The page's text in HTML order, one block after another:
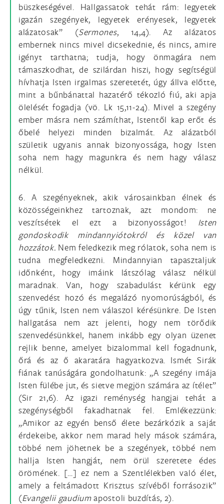
büszkeségével. Hallgassatok tehát rám: legyetek
igazán szegények, legyetek erényesek, legyetek
alázatosak” (Sermones, 14,4). Az alázatos
embernek nincs mivel dicsekednie, és nincs, amire
igényt tarthatna; tudja, hogy önmagára nem
támaszkodhat, de szilárdan hiszi, hogy segítségül
hívhatja Isten irgalmas szeretetét, úgy állva előtte,
mint a bűnbánattal hazatérő tékozló fiú, aki apja
ölelését fogadja (vö. Lk 15,11-24). Mivel a szegény
ember másra nem számíthat, Istentől kap erőt és
őbelé helyezi minden bizalmát. Az alázatból
születik ugyanis annak bizonyossága, hogy Isten
soha nem hagy magunkra és nem hagy válasz
nélkül.
6. A szegényeknek, akik városainkban élnek és
közösségeinkhez tartoznak, azt mondom: ne
veszítsétek el ezt a bizonyosságot! Isten
gondoskodik mindannyiótokról és közel van
hozzátok. Nem feledkezik meg rólatok, soha nem is
tudna megfeledkezni. Mindannyian tapasztaljuk
időnként, hogy imáink látszólag válasz nélkül
maradnak. Van, hogy szabadulást kérünk egy
szenvedést hozó és megalázó nyomorúságból, és
úgy tűnik, Isten nem válaszol kérésünkre. De Isten
hallgatása nem azt jelenti, hogy nem törődik
szenvedésünkkel, hanem inkább egy olyan üzenet
rejlik benne, amelyet bizalommal kell fogadnunk,
őrá és az ő akaratára hagyatkozva. Ismét Sirák
fiának tanúságára gondolhatunk: „A szegény imája
Isten fülébe jut, és sietve megjön számára az ítélet”
(Sir 21,6). Az igazi reménység hangjai tehát a
szegénységből fakadhatnak fel. Emlékezzünk:
„Amikor az egyén benső élete bezárkózik a saját
érdekeibe, akkor nem marad hely mások számára,
többé nem jöhetnek be a szegények, többé nem
hallja Isten hangját, nem örül szeretete édes
örömének. […] ez nem a Szentlélekben való élet,
amely a feltámadott Krisztus szívéből forrásozik”
(Evangelii gaudiumapostoli buzdítás, 2).